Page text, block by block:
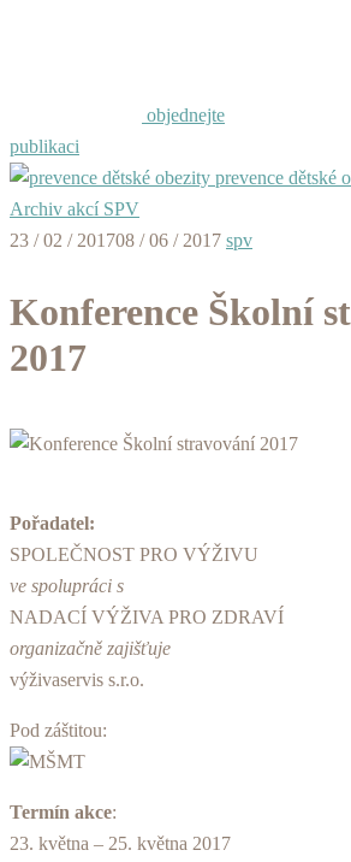
objednejte
publikaci
prevence dětské
Archiv akcí SPV
23 / 02 / 201708 / 06 / 2017 spv
Konference Školní
2017
Pořadatel:
SPOLEČNOST PRO VÝŽIVU
ve spolupráci s
NADACÍ VÝŽIVA PRO ZDRAVÍ
organizačně zajišťuje
výživaservis s.r.o.
Pod záštitou:
Termín akce:
23. května – 25. května 2017